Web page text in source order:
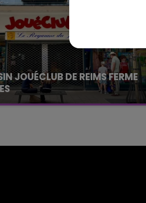
JOUÉCLUB DE REIMS FERME
des institutions du centre-ville
14h00 - 15h00
La Radio Pop